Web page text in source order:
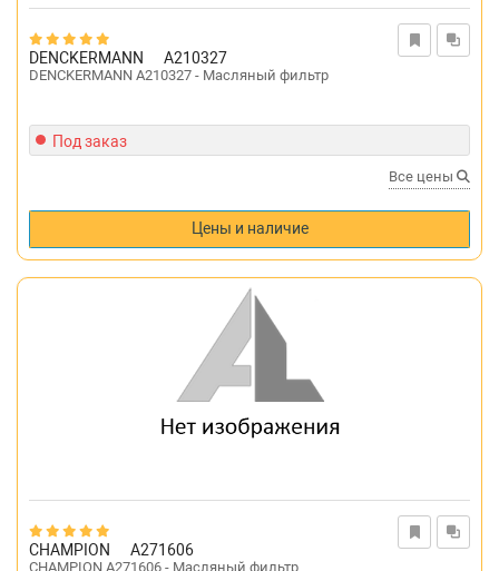
DENCKERMANN A210327
DENCKERMANN A210327 - Масляный фильтр
Под заказ
Все цены
Цены и наличие
CHAMPION A271606
CHAMPION A271606 - Масляный фильтр